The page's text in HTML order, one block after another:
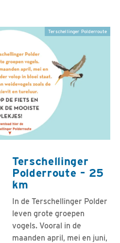
Terschellinger Polderroute
Terschellinger
Polderroute – 25
km
In de Terschellinger Polder
leven grote groepen
vogels. Vooral in de
maanden april, mei en juni,